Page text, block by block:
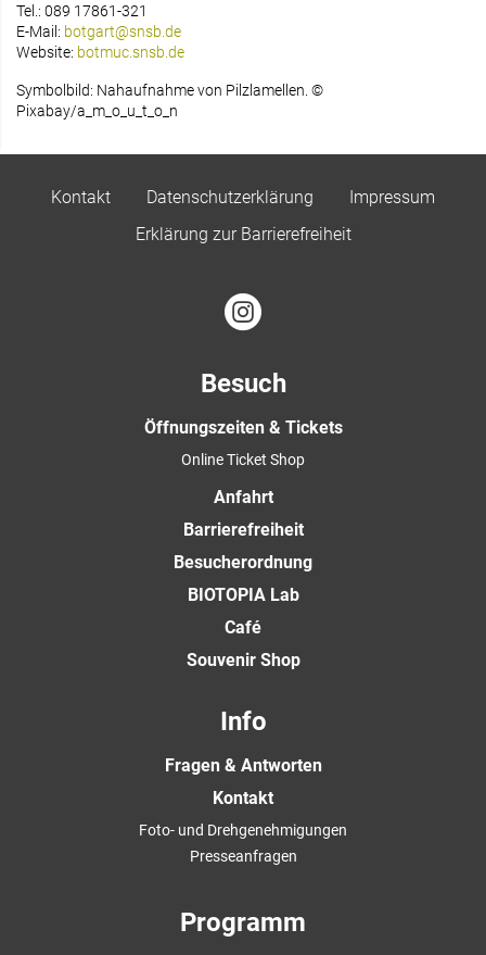
Tel.: 089 17861-321
E-Mail: botgart@snsb.de
Website: botmuc.snsb.de
Symbolbild: Nahaufnahme von Pilzlamellen. ©
Pixabay/a_m_o_u_t_o_n
Kontakt Datenschutzerklärung
Impressum
Erklärung zur Barrierefreiheit
Besuch
Öffnungszeiten & Tickets
Online Ticket Shop
Anfahrt
Barrierefreiheit
Besucherordnung
BIOTOPIA Lab
Café
Souvenir Shop
Info
Fragen & Antworten
Kontakt
Foto- und Drehgenehmigungen
Presseanfragen
Programm